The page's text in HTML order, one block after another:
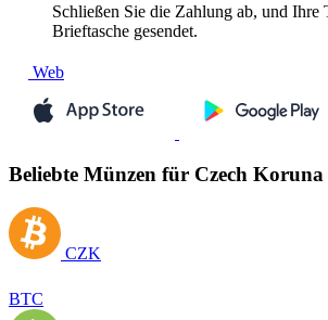
Schließen Sie die Zahlung ab, und
Brieftasche gesendet.
Web
Beliebte Münzen für Czech
CZK
BTC